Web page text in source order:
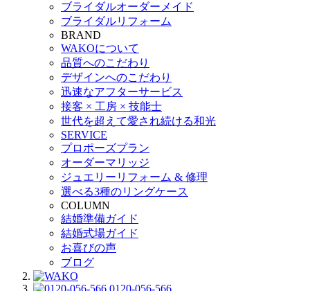
ブライダルオーダーメイド
ブライダルリフォーム
BRAND
WAKOについて
品質へのこだわり
デザインへのこだわり
迅速なアフターサービス
接客 × 工房 × 技能士
世代を超えて愛され続ける和光
SERVICE
プロポーズプラン
オーダーマリッジ
ジュエリーリフォーム & 修理
選べる3種のリングケース
COLUMN
結婚準備ガイド
結婚式場ガイド
お喜びの声
ブログ
0120-056-566